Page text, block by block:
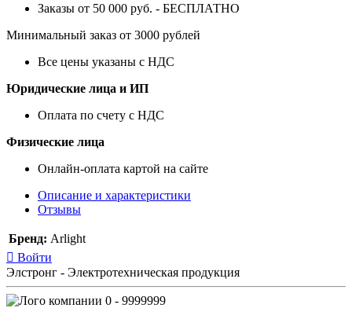
Заказы от 50 000 руб. - БЕСПЛАТНО
Минимальный заказ от 3000 рублей
Все цены указаны с НДС
Юридические лица и ИП
Оплата по счету с НДС
Физические лица
Онлайн-оплата картой на сайте
Описание и характеристики
Отзывы
Бренд: Arlight
Войти
Элстронг - Электротехническая продукция
0 - 9999999